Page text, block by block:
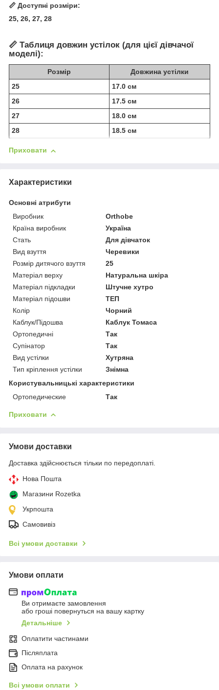
📏 Доступні розміри:
25, 26, 27, 28
📏 Таблиця довжин устілок (для цієї дівчачої
моделі):
Розмір
Довжина устілки
25
17.0 см
26
17.5 см
27
18.0 см
28
18.5 см
Приховати
Характеристики
Основні атрибути
Виробник
Orthobe
Країна виробник
Україна
Стать
Для дівчаток
Вид взуття
Черевики
Розмір дитячого взуття
25
Матеріал верху
Натуральна шкіра
Матеріал підкладки
Штучне хутро
Матеріал підошви
ТЕП
Колір
Чорний
Каблук/Підошва
Каблук Томаса
Ортопедичні
Так
Супінатор
Так
Вид устілки
Хутряна
Тип кріплення устілки
Знімна
Користувальницькі характеристики
Ортопедические
Так
Приховати
Умови доставки
Доставка здійснюється тільки по передоплаті.
Нова Пошта
Магазини Rozetka
Укрпошта
Самовивіз
Всі умови доставки
Умови оплати
Ви отримаєте замовлення
або гроші повернуться на вашу картку
Детальніше
Оплатити частинами
Післяплата
Оплата на рахунок
Всі умови оплати